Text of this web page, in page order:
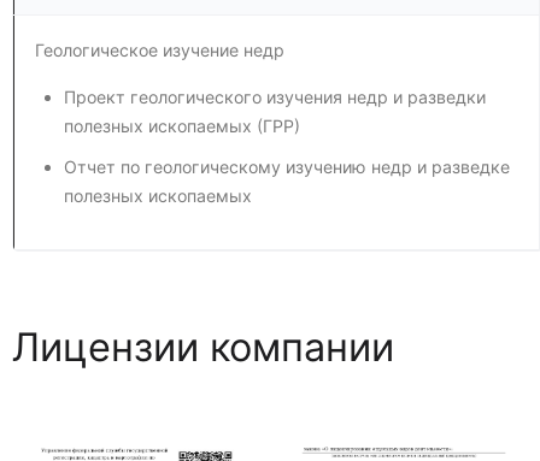
Геологическое изучение недр
Проект геологического изучения недр и разведки
полезных ископаемых (ГРР)
Отчет по геологическому изучению недр и разведке
полезных ископаемых
Лицензии компании